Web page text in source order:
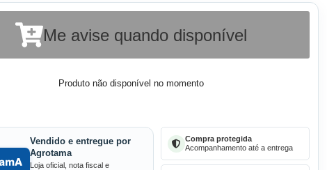
Produto não disponível no momento
Me avise quando disponível
Vendido e entregue por
Agrotama
Loja oficial, nota fiscal e
Compra protegida
Acompanhamento até a entrega